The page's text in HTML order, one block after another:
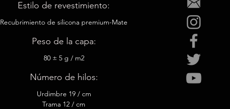
Estilo de revestimiento:
Recubrimiento de silicona premium-Mate
Peso de la capa:
80 ± 5 g / m2
Número de hilos:
Urdimbre 19 / cm
Trama 12 / cm